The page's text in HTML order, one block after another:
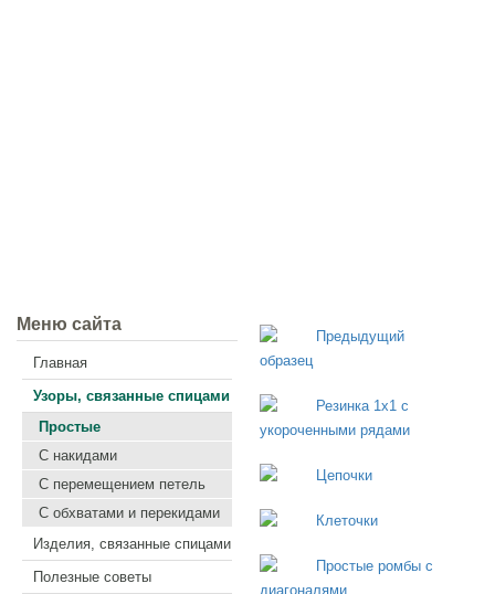
Меню сайта
Главная
Узоры, связанные спицами
Простые
С накидами
С перемещением петель
С обхватами и перекидами
Изделия, связанные спицами
Полезные советы